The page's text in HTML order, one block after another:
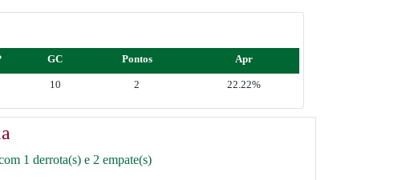
GC Pontos Apr
10 2 22.22%
1 derrota(s) e 2 empate(s)